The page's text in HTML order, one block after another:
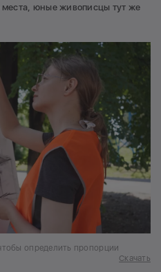
юные живописцы тут же
определить пропорции
Скачать